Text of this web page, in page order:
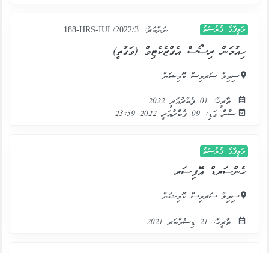
ވަޒީފާގެ ފުރުސަތު ނަންބަރު: 188-HRS-IUL/2022/3
ހިއުމަން ރިސޯސް އެގްޒެކެޓިވް (ވަގުތީ)
ސިވިލް ސަރވިސް ކޮމިޝަން
ތާރީޚް: 01 ފެބްރުއަރީ 2022
ސުން ގަޑި: 09 ފެބްރުއަރީ 2022 23:59
ވަޒީފާގެ ފުރުސަތު
ހެންސަރޑް އޮފިސަރ
ސިވިލް ސަރވިސް ކޮމިޝަން
ތާރީޚް: 21 ޑިސެމްބަރ 2021